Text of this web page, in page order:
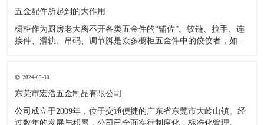
材。然
五金配件所起到的大作用
橱柜作为厨房老大离不开各类五金件的“辅佐”。铰链、拉手、连
接件、滑轨、吊码、调节脚是众多橱柜五金件中的佼佼者，如果
调节脚，橱柜就像得了“软骨症”，站都站不直……五花八门的橱
柜五金件好
2024-05-30
东莞市宏浩五金制品有限公司
公司成立于2009年，位于交通便捷的广东省东莞市大岭山镇。经
过数年的发展与积累，公司已全面实行制度化、标准化管理。从